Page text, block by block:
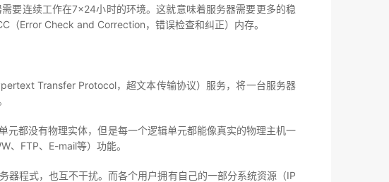
要连续工作在7×24小时的环境。这就意味着服务器需要更多的稳
Error Check and Correction，错误检查和纠正）内存。
Transfer Protocol，超文本传输协议）服务，将一台服务器
都没有物理实体，但是每一个逻辑单元都能像真实的物理主机一
、FTP、E-mail等）功能。
程式，也互不干扰。而各个用户拥有自己的一部分系统资源（IP